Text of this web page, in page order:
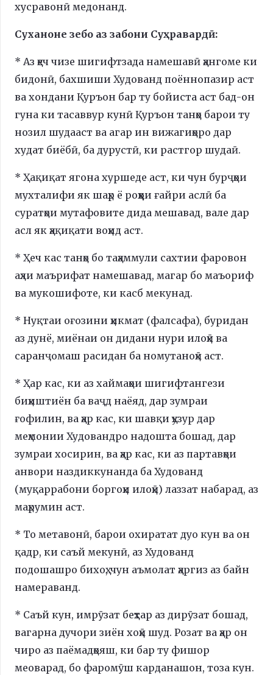
хусравонӣ медонанд.
Суханоне зебо аз забони Суҳравардӣ:
* Аз ҳеч чизе шигифтзада намешавӣ ҳангоме ки
бидонӣ, бахшиши Худованд поённопазир аст
ва хондани Қуръон бар ту бойиста аст бад-он
гуна ки тасаввур кунӣ Қуръон танҳо барои ту
нозил шудааст ва агар ин вижагиҳоро дар
худат биёбӣ, ба дурустӣ, ки растгор шудаӣ.
* Ҳақиқат ягона хуршеде аст, ки чун бурҷҳои
мухталифи як шаҳр ё роҳҳои ғайри аслӣ ба
суратҳои мутафовите дида мешавад, вале дар
асл як ҳақиқати воҳид аст.
* Ҳеч кас танҳо бо таҳаммули сахтии фаровон
аҳли маърифат намешавад, магар бо маъориф
ва мукошифоте, ки касб мекунад.
* Нуқтаи оғозини ҳикмат (фалсафа), буридан
аз дунё, миёнаи он дидани нури илоҳӣ ва
саранҷомаш расидан ба номутаноҳӣ аст.
* Ҳар кас, ки аз хаймаҳои шигифтангези
биҳиштиён ба ваҷд наёяд, дар зумраи
ғофилин, ва ҳар кас, ки шавқи ҳузур дар
меҳмонии Худовандро надошта бошад, дар
зумраи хосирин, ва ҳар кас, ки аз партавҳои
анвори наздиккунанда ба Худованд
(муқаррабони боргоҳи илоҳӣ) лаззат набарад, аз
маҳрумин аст.
* То метавонӣ, барои охиратат дуо кун ва он
қадр, ки саъй мекунӣ, аз Худованд
подошашро бихоҳ, чун аъмолат ҳаргиз аз байн
намераванд.
* Саъй кун, имрӯзат беҳтар аз дирӯзат бошад,
вагарна дучори зиён хоҳӣ шуд. Розат ва ҳар он
чиро аз паёмадҳояш, ки бар ту фишор
меоварад, бо фаромӯш карданашон, тоза кун.